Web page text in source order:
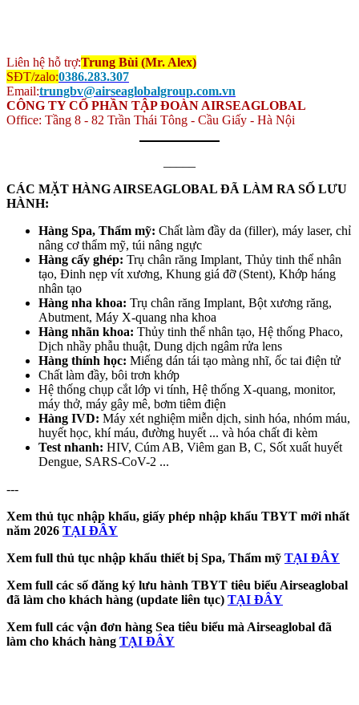
Liên hệ hỗ trợ:Trung Bùi (Mr. Alex)
SĐT/zalo:0386.283.307
Email:trungbv@airseaglobalgroup.com.vn
CÔNG TY CỔ PHẦN TẬP ĐOÀN AIRSEAGLOBAL
Office: Tầng 8 - 82 Trần Thái Tông - Cầu Giấy - Hà Nội
CÁC MẶT HÀNG AIRSEAGLOBAL ĐÃ LÀM RA SỐ LƯU
HÀNH:
Hàng Spa, Thẩm mỹ: Chất làm đầy da (filler), máy laser, chỉ
nâng cơ thẩm mỹ, túi nâng ngực
Hàng cấy ghép: Trụ chân răng Implant, Thủy tinh thể nhân
tạo, Đinh nẹp vít xương, Khung giá đỡ (Stent), Khớp háng
nhân tạo
Hàng nha khoa: Trụ chân răng Implant, Bột xương răng,
Abutment, Máy X-quang nha khoa
Hàng nhãn khoa: Thủy tinh thể nhân tạo, Hệ thống Phaco,
Dịch nhầy phẫu thuật, Dung dịch ngâm rửa lens
Hàng thính học: Miếng dán tái tạo màng nhĩ, ốc tai điện tử
Chất làm đầy, bôi trơn khớp
Hệ thống chụp cắt lớp vi tính, Hệ thống X-quang, monitor,
máy thở, máy gây mê, bơm tiêm điện
Hàng IVD: Máy xét nghiệm miễn dịch, sinh hóa, nhóm máu,
huyết học, khí máu, đường huyết ... và hóa chất đi kèm
Test nhanh: HIV, Cúm AB, Viêm gan B, C, Sốt xuất huyết
Dengue, SARS-CoV-2 ...
---
Xem thủ tục nhập khẩu, giấy phép nhập khẩu TBYT mới nhất
năm 2026 TẠI ĐÂY
Xem full thủ tục nhập khẩu thiết bị Spa, Thẩm mỹ TẠI ĐÂY
Xem full các số đăng ký lưu hành TBYT tiêu biểu Airseaglobal
đã làm cho khách hàng (update liên tục) TẠI ĐÂY
Xem full các vận đơn hàng Sea tiêu biểu mà Airseaglobal đã
làm cho khách hàng TẠI ĐÂY